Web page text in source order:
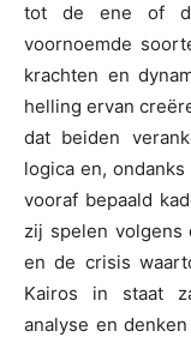
tot de ene of
voornoemde
krachten en
helling ervan
dat beiden
logica en,
vooraf bepaald
zij spelen volgens
en de crisis
Kairos in staat
analyse en